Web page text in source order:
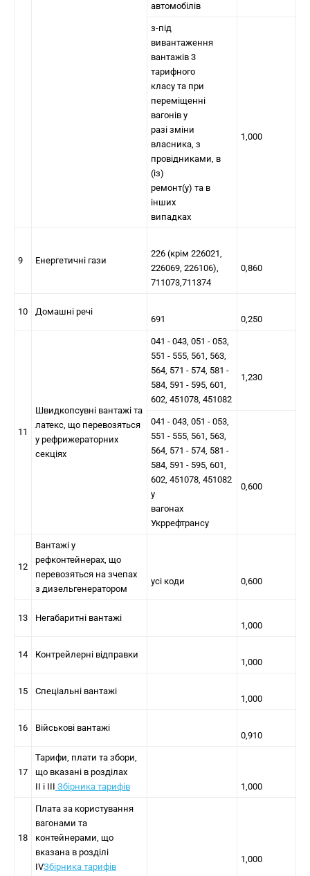
автомобілів
з-під
вивантаження
вантажів 3
тарифного
класу та при
переміщенні
вагонів у
разі зміни
власника, з
провідниками, в
(із)
ремонт(у) та в
інших
випадках
1,000
9 Енергетичні гази
226 (крім 226021,
226069, 226106),
711073,711374
0,860
10 Домашні речі
691 0,250
11
Швидкопсувні вантажі та
латекс, що перевозяться
у рефрижераторних
секціях
041 - 043, 051 - 053,
551 - 555, 561, 563,
564, 571 - 574, 581 -
584, 591 - 595, 601,
602, 451078, 451082
1,230
041 - 043, 051 - 053,
551 - 555, 561, 563,
564, 571 - 574, 581 -
584, 591 - 595, 601,
602, 451078, 451082
у
вагонах
Укррефтрансу
0,600
12
Вантажі у
рефконтейнерах, що
перевозяться на зчепах
з дизельгенератором
усі коди 0,600
13 Негабаритні вантажі
1,000
14 Контрейлерні відправки
1,000
15 Спеціальні вантажі
1,000
16 Військові вантажі
0,910
17
Тарифи, плати та збори,
що вказані в розділах
II і III Збірника тарифів 1,000
18
Плата за користування
вагонами та
контейнерами, що
вказана в розділі
IVЗбірника тарифів
1,000